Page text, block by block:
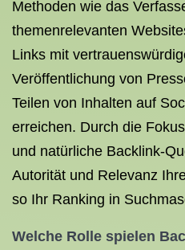
Methoden wie das
themenrelevanten
Links mit
Veröffentlichung von
Teilen von Inhalten auf
erreichen. Durch die
und natürliche Backlink-
Autorität und Relevanz
so Ihr Ranking in
Welche Rolle spielen